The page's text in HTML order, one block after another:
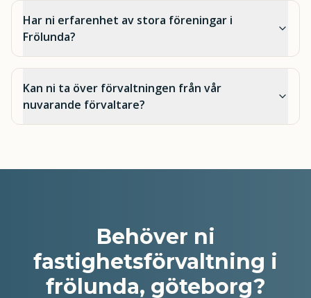
Har ni erfarenhet av stora föreningar i
Frölunda?
Kan ni ta över förvaltningen från vår
nuvarande förvaltare?
Behöver ni
fastighetsförvaltning i
frölunda, göteborg?